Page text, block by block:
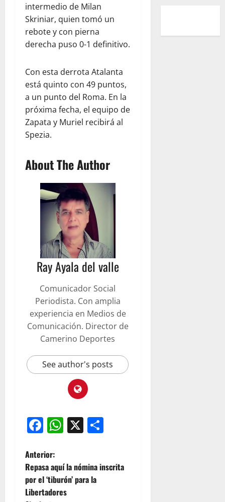
intermedio de Milan
Skriniar, quien tomó un
rebote y con pierna
derecha puso 0-1 definitivo.
Con esta derrota Atalanta
está quinto con 49 puntos,
a un punto del Roma. En la
próxima fecha, el equipo de
Zapata y Muriel recibirá al
Spezia.
About The Author
Ray Ayala del valle
Comunicador Social
Periodista. Con amplia
experiencia en Medios de
Comunicación. Director de
Camerino Deportes
See author's posts
Facebook
WhatsApp
X
Anterior:
Repasa aquí la nómina inscrita
por el ‘tiburón’ para la
Libertadores